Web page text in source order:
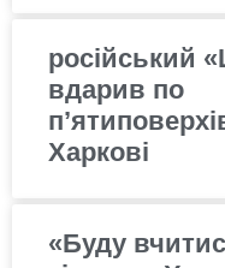
російський
вдарив по
Харкові
«Буду